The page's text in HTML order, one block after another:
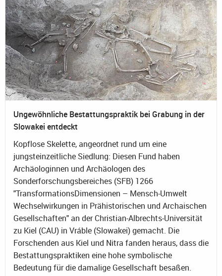
Ungewöhnliche Bestattungspraktik bei Grabung in der
Slowakei entdeckt
Kopflose Skelette, angeordnet rund um eine
jungsteinzeitliche Siedlung: Diesen Fund haben
Archäologinnen und Archäologen des
Sonderforschungsbereiches (SFB) 1266
"TransformationsDimensionen – Mensch-Umwelt
Wechselwirkungen in Prähistorischen und Archaischen
Gesellschaften" an der Christian-Albrechts-Universität
zu Kiel (CAU) in Vráble (Slowakei) gemacht. Die
Forschenden aus Kiel und Nitra fanden heraus, dass die
Bestattungspraktiken eine hohe symbolische
Bedeutung für die damalige Gesellschaft besaßen.